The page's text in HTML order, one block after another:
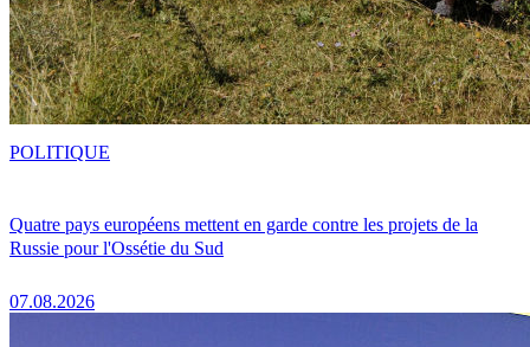
Quatre pays européens mettent en garde contre les projets de la
Russie pour l'Ossétie du Sud
07.08.2026
POLITIQUE